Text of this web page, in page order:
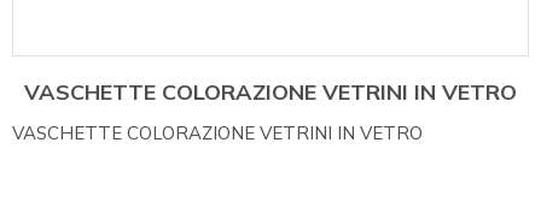
VASCHETTE COLORAZIONE VETRINI IN VETRO
VASCHETTE COLORAZIONE VETRINI IN VETRO